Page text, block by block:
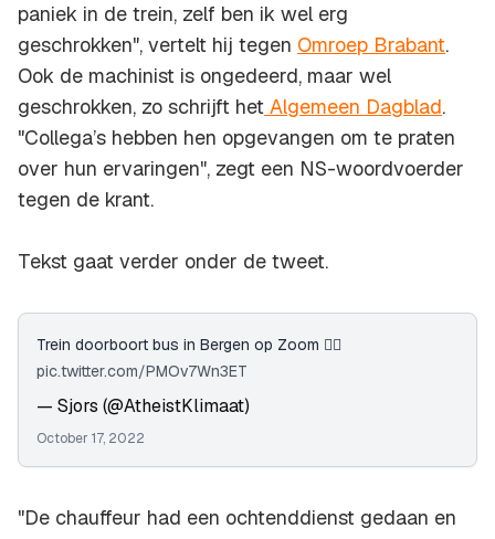
paniek in de trein, zelf ben ik wel erg
geschrokken", vertelt hij tegen Omroep Brabant.
Ook de machinist is ongedeerd, maar wel
geschrokken, zo schrijft het Algemeen Dagblad.
"Collega’s hebben hen opgevangen om te praten
over hun ervaringen", zegt een NS-woordvoerder
tegen de krant.
Tekst gaat verder onder de tweet.
Trein doorboort bus in Bergen op Zoom 👇🏼
pic.twitter.com/PMOv7Wn3ET
— Sjors (@AtheistKlimaat)
October 17, 2022
"De chauffeur had een ochtenddienst gedaan en